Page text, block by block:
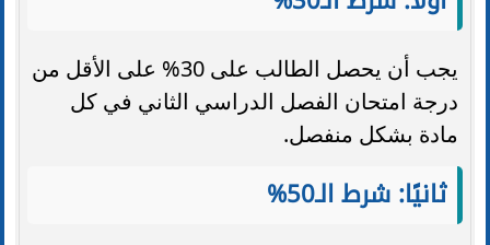
يجب أن يحصل الطالب على 30% على الأقل من
درجة امتحان الفصل الدراسي الثاني في كل
مادة بشكل منفصل.
ثانيًا: شرط الـ50%